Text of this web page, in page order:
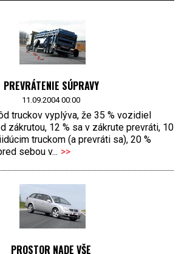
PREVRÁTENIE SÚPRAVY
11.09.2004 00:00
truckov vyplýva, že 35 % vozidiel
zákrutou, 12 % sa v zákrute prevráti, 10
truckom (a prevráti sa), 20 %
sebou v... >>
PROSTOR NADE VŠE